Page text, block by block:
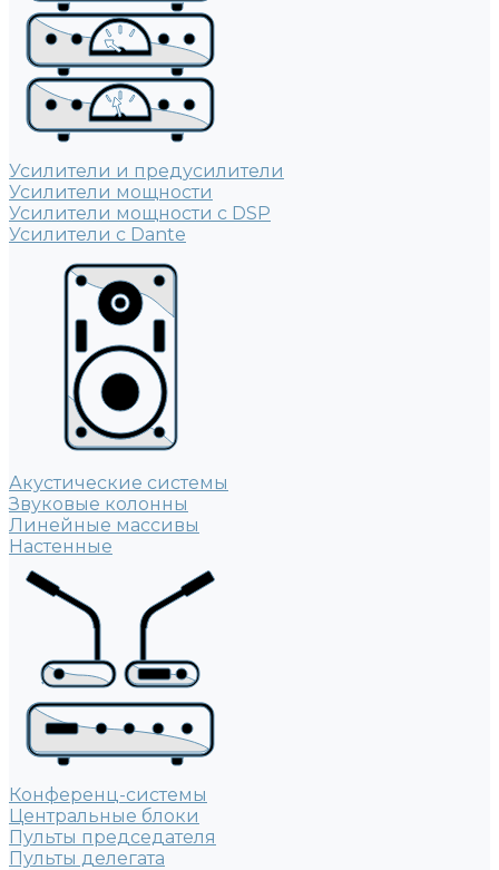
Усилители и предусилители
Усилители мощности
Усилители мощности с DSP
Усилители с Dante
Акустические системы
Звуковые колонны
Линейные массивы
Настенные
Конференц-системы
Центральные блоки
Пульты председателя
Пульты делегата